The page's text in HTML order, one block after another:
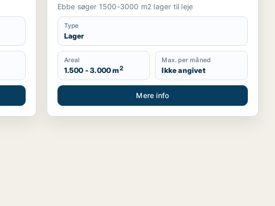
Ebbe søger 1500-3000 m2 lager til leje
Type
Lager
Areal
1.500 - 3.000 m2
Max. per måned
Ikke angivet
Mere info